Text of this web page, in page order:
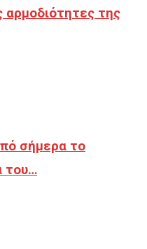
αρμοδιότητες της
σήμερα το
του…